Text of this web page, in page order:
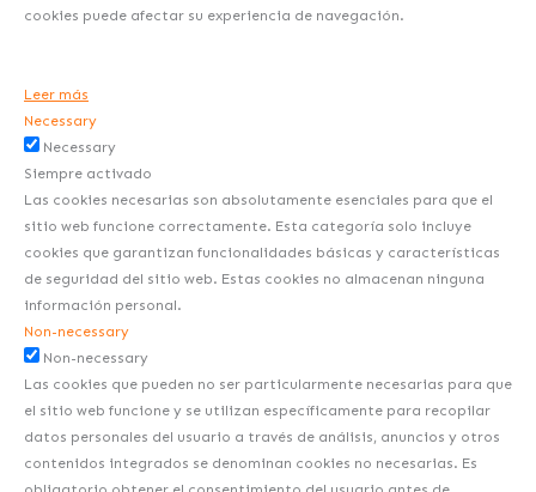
cookies puede afectar su experiencia de navegación.
Leer más
Necessary
Necessary
Siempre activado
Las cookies necesarias son absolutamente esenciales para que el
sitio web funcione correctamente. Esta categoría solo incluye
cookies que garantizan funcionalidades básicas y características
de seguridad del sitio web. Estas cookies no almacenan ninguna
información personal.
Non-necessary
Non-necessary
Las cookies que pueden no ser particularmente necesarias para que
el sitio web funcione y se utilizan específicamente para recopilar
datos personales del usuario a través de análisis, anuncios y otros
contenidos integrados se denominan cookies no necesarias. Es